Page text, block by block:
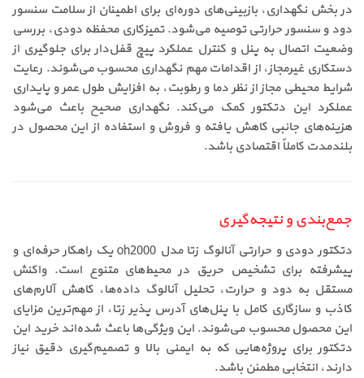
در بخش نگهداری، بازبینی‌های دوره‌ای برای اطمینان از سلامت سنسور
دود و سنسور حرارتی توصیه می‌شود. تمیزکاری محفظه دودی، بررسی
وضعیت اتصال به پنل و کنترل عملکرد پیچ قفل‌دار برای جلوگیری از
دستکاری غیرمجاز، از اقدامات مهم نگهداری محسوب می‌شوند. رعایت
شرایط محیطی مجاز از نظر دما و رطوبت، به افزایش طول عمر و پایداری
عملکرد این دتکتور کمک می‌کند. نگهداری صحیح باعث می‌شود
هزینه‌های جانبی کاهش یافته و فروش و استفاده از این محصول در
بلندمدت کاملاً اقتصادی باشد.
جمع‌بندی و نتیجه‌گیری
دتکتور دودی و حرارتی آنالوگ زتا مدل oh2000 یک راهکار حرفه‌ای و
پیشرفته برای تشخیص حریق در محیط‌های متنوع است. واکنش
مستقل به دود و حرارت، تحلیل آنالوگ داده‌ها، کاهش آلارم‌های
کاذب و سازگاری کامل با پنل‌های آدرس پذیر زتا، از مهم‌ترین مزایای
این محصول محسوب می‌شوند. این ویژگی‌ها باعث شده‌اند خرید این
دتکتور برای پروژه‌هایی که به ایمنی بالا و تصمیم‌گیری دقیق نیاز
دارند، انتخابی مطمئن باشد.